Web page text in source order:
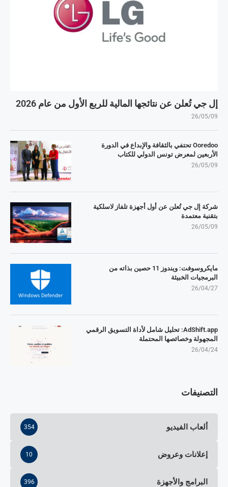
إل جي تُعلن عن نتائجها المالية للربع الأول من عام 2026
26/05/09
Ooredoo تحتفي بالثقافة والإبداع في الدورة
الأربعين لمعرض تونس الدولي للكتاب
26/05/09
شركة إل جي تُعلن عن أول أجهزة تلفاز لاسلكية
بتقنية معتمدة
26/05/09
مايكروسوفت: ويندوز 11 حصين بذاته من
البرمجيات الخبيثة
26/04/27
AdShift.app: تحليل شامل لأداة التسويق الرقمي
المجهولة وخصائصها المحتملة
26/04/24
التصنيفات
ألعاب الفيديو 354
إعلانات وعروض 10
البرامج والأجهزة 396